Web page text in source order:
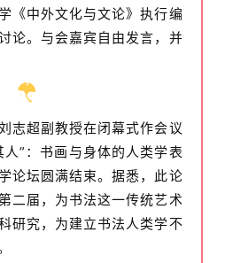
《中外文化与文论》执行编
论。与会嘉宾自由发言，并
志超副教授在闭幕式作会议
”：书画与身体的人类学表
坛圆满结束。据悉，此论
二届，为书法这一传统艺术
研究，为建立书法人类学不